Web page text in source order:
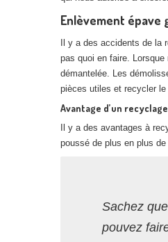
Enlèvement épave
Il y a des accidents de la
pas quoi en faire. Lorsque
démantelée. Les
pièces utiles et recycler
Avantage d’un
Il y a des avantages à
poussé de plus en plus
Sachez
pouvez